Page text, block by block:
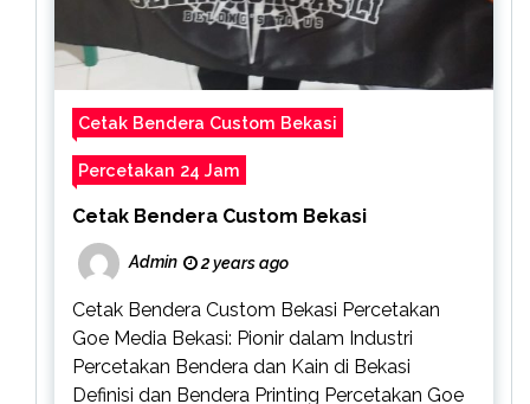
Cetak Bendera Custom Bekasi
Percetakan 24 Jam
Cetak Bendera Custom Bekasi
Admin 2 years ago
Cetak Bendera Custom Bekasi Percetakan
Goe Media Bekasi: Pionir dalam Industri
Percetakan Bendera dan Kain di Bekasi
Definisi dan Bendera Printing Percetakan Goe